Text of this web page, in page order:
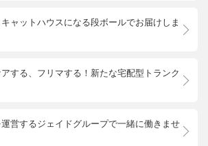
ャットハウスになる段ボールでお届けしま
する、フリマする！新たな宅配型トランク
営するジェイドグループで一緒に働きませ